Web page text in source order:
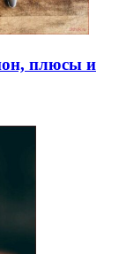
плюсы и